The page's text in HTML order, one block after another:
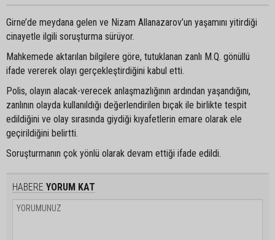
Girne’de meydana gelen ve Nizam Allanazarov’un yaşamını yitirdiği
cinayetle ilgili soruşturma sürüyor.
Mahkemede aktarılan bilgilere göre, tutuklanan zanlı M.Q. gönüllü
ifade vererek olayı gerçekleştirdiğini kabul etti.
Polis, olayın alacak-verecek anlaşmazlığının ardından yaşandığını,
zanlının olayda kullanıldığı değerlendirilen bıçak ile birlikte tespit
edildiğini ve olay sırasında giydiği kıyafetlerin emare olarak ele
geçirildiğini belirtti.
Soruşturmanın çok yönlü olarak devam ettiği ifade edildi.
HABERE YORUM KAT